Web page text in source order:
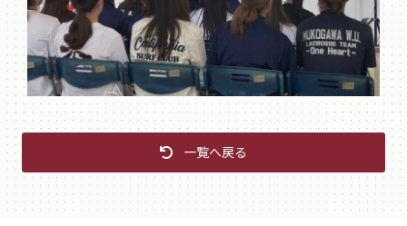
一覧へ戻る